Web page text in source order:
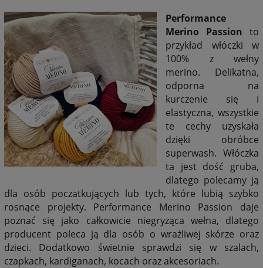
Performance
Merino Passion to
przykład włóczki w
100% z wełny
merino. Delikatna,
odporna na
kurczenie się i
elastyczna, wszystkie
te cechy uzyskała
dzięki obróbce
superwash. Włóczka
ta jest dość gruba,
dlatego polecamy ją
dla osób poczatkujących lub tych, które lubią szybko
rosnące projekty. Performance Merino Passion daje
poznać się jako całkowicie niegryząca wełna, dlatego
producent poleca ją dla osób o wrażliwej skórze oraz
dzieci. Dodatkowo świetnie sprawdzi się w szalach,
czapkach, kardiganach, kocach oraz akcesoriach.